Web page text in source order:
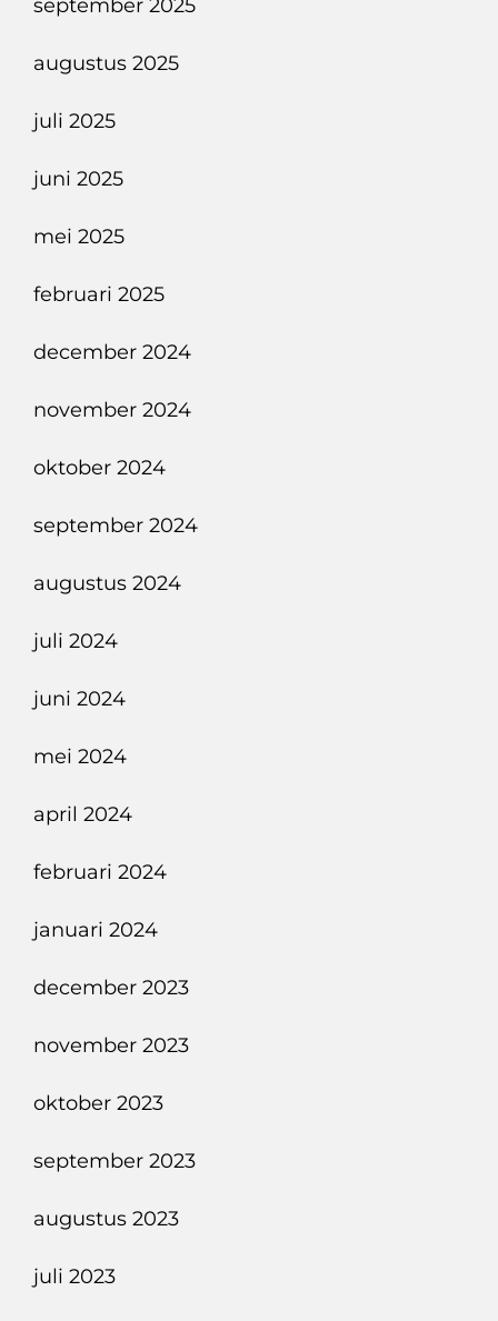
september 2025
augustus 2025
juli 2025
juni 2025
mei 2025
februari 2025
december 2024
november 2024
oktober 2024
september 2024
augustus 2024
juli 2024
juni 2024
mei 2024
april 2024
februari 2024
januari 2024
december 2023
november 2023
oktober 2023
september 2023
augustus 2023
juli 2023